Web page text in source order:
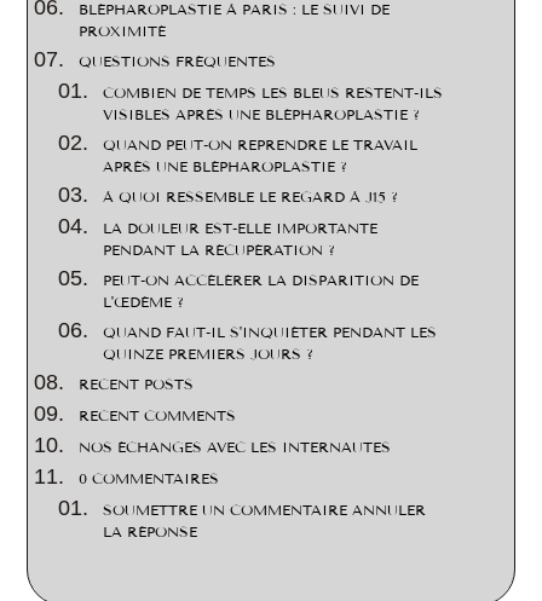
BLÉPHAROPLASTIE À PARIS : LE SUIVI DE
PROXIMITÉ
QUESTIONS FRÉQUENTES
COMBIEN DE TEMPS LES BLEUS RESTENT-ILS
VISIBLES APRÈS UNE BLÉPHAROPLASTIE ?
QUAND PEUT-ON REPRENDRE LE TRAVAIL
APRÈS UNE BLÉPHAROPLASTIE ?
À QUOI RESSEMBLE LE REGARD À J15 ?
LA DOULEUR EST-ELLE IMPORTANTE
PENDANT LA RÉCUPÉRATION ?
PEUT-ON ACCÉLÉRER LA DISPARITION DE
L'ŒDÈME ?
QUAND FAUT-IL S'INQUIÉTER PENDANT LES
QUINZE PREMIERS JOURS ?
RECENT POSTS
RECENT COMMENTS
NOS ÉCHANGES AVEC LES INTERNAUTES
0 COMMENTAIRES
SOUMETTRE UN COMMENTAIRE ANNULER
LA RÉPONSE